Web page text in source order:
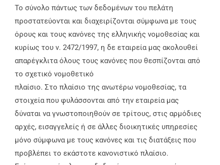
Το σύνολο πάντως των δεδομένων του πελάτη
προστατεύονται και διαχειρίζονται σύμφωνα με τους
όρους και τους κανόνες της ελληνικής νομοθεσίας και
κυρίως του ν. 2472/1997, η δε εταιρεία μας ακολουθεί
απαρέγκλιτα όλους τους κανόνες που θεσπίζονται από
το σχετικό νομοθετικό
πλαίσιο. Στο πλαίσιο της ανωτέρω νομοθεσίας, τα
στοιχεία που φυλάσσονται από την εταιρεία μας
δύναται να γνωστοποιηθούν σε τρίτους, στις αρμόδιες
αρχές, εισαγγελείς ή σε άλλες διοικητικές υπηρεσίες
μόνο σύμφωνα με τους κανόνες και τις διατάξεις που
προβλέπει το εκάστοτε κανονιστικό πλαίσιο.